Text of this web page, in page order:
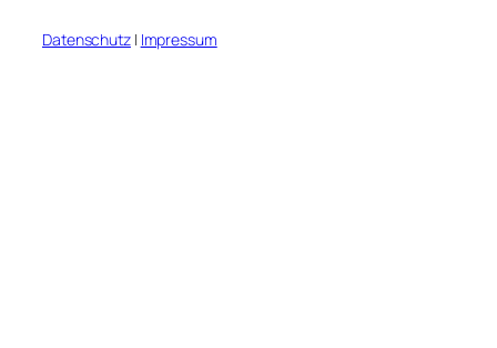
Datenschutz| Impressum